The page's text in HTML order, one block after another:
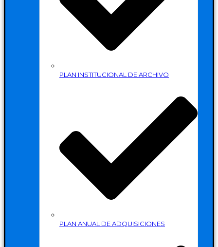
PLAN INSTITUCIONAL DE ARCHIVO
PLAN ANUAL DE ADQUISICIONES